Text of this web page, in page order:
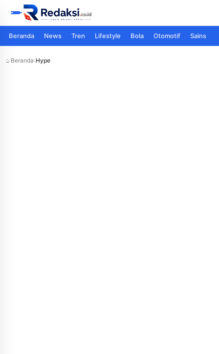
Beranda News Tren Lifestyle Bola Otomotif Sains
⌂ Beranda›Hype